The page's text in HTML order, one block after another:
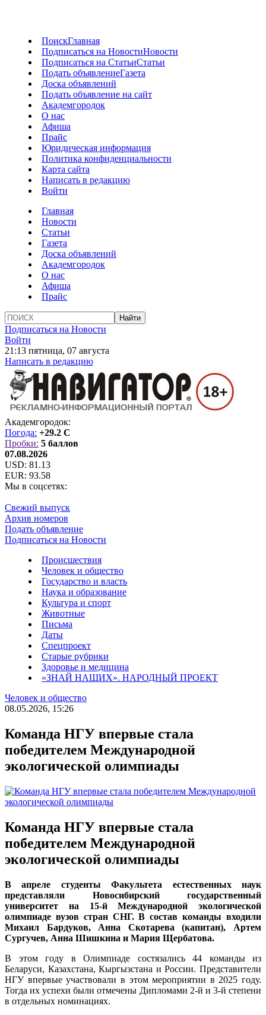
ПоискГлавная
Подписаться на НовостиНовости
Подписаться на СтатьиСтатьи
Подать объявлениеГазета
Доска объявлений
Подать объявление на сайт
Академгородок
О нас
Афиша
Прайс
Юридическая информация
Политика конфиденциальности
Карта сайта
Написать в редакцию
Войти
Главная
Новости
Статьи
Газета
Доска объявлений
Академгородок
О нас
Афиша
Прайс
Подписаться на Новости
Войти
21:13 пятница, 07 августа
Написать в редакцию
Академгородок:
Погода: +29.2 C
Пробки: 5 баллов
07.08.2026
USD: 81.13
EUR: 93.58
Мы в соцсетях:
Свежий выпуск
Архив номеров
Подать объявление
Подписаться на Новости
Происшествия
Человек и общество
Государство и власть
Наука и образование
Культура и спорт
Животные
Письма
Даты
Спецпроект
Старые рубрики
Здоровье и медицина
«ЗНАЙ НАШИХ». НАРОДНЫЙ ПРОЕКТ
Человек и общество
08.05.2026, 15:26
Команда НГУ впервые стала
победителем Международной
экологической олимпиады
Команда НГУ впервые стала
победителем Международной
экологической олимпиады
В апреле студенты Факультета естественных наук
представляли Новосибирский государственный
университет на 15-й Международной экологической
олимпиаде вузов стран СНГ. В состав команды входили
Михаил Бардуков, Анна Скотарева (капитан), Артем
Сургучев, Анна Шишкина и Мария Щербатова.
В этом году в Олимпиаде состязались 44 команды из
Беларуси, Казахстана, Кыргызстана и России. Представители
НГУ впервые участвовали в этом мероприятии в 2025 году.
Тогда их успехи были отмечены Дипломами 2-й и 3-й степени
в отдельных номинациях.